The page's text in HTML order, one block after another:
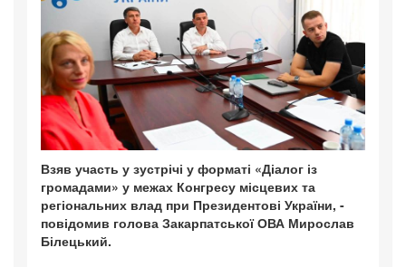
Взяв участь у зустрічі у форматі «Діалог із
громадами» у межах Конгресу місцевих та
регіональних влад при Президентові України, -
повідомив голова Закарпатської ОВА Мирослав
Білецький.